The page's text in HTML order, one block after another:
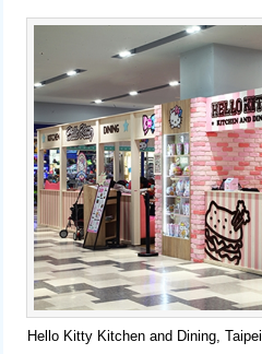
Hello Kitty Kitchen and Dining, Taipei